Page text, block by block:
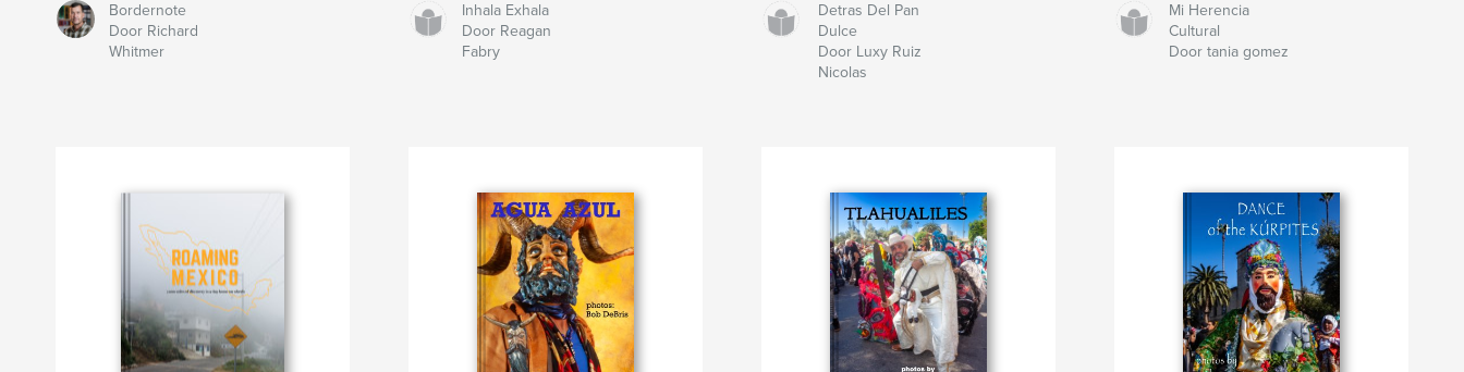
Bordernote
Door Richard
Whitmer
Inhala Exhala
Door Reagan
Fabry
Detras Del Pan
Dulce
Door Luxy Ruiz
Nicolas
Mi Herencia
Cultural
Door tania gomez